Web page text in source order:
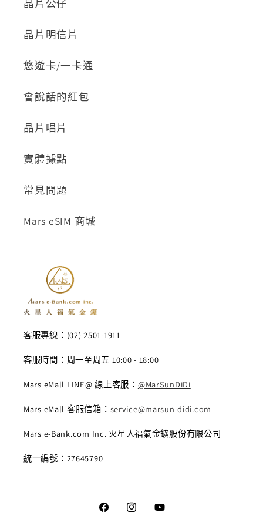
晶片公仔
晶片明信片
悠遊卡/一卡通
會說話的紅包
晶片唱片
實體據點
常見問題
Mars eSIM 商城
客服專線：(02) 2501-1911
客服時間：周一至周五 10:00 - 18:00
Mars eMall LINE@ 線上客服： @MarSunDiDi
Mars eMall 客服信箱： service@marsun-didi.com
Mars e-Bank.com Inc. 火星人福氣金鑛股份有限公司
統一編號：27645790
FacebookInstagramYouTube